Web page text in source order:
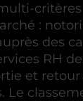
:
des
RH
et
Le